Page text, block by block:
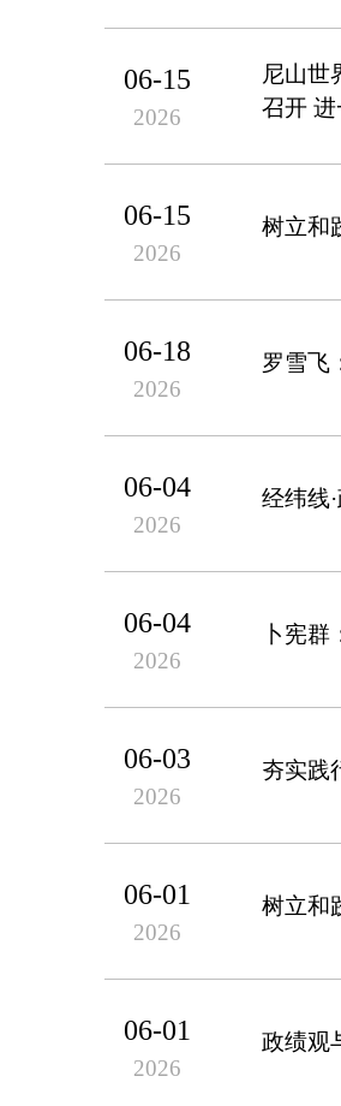
06-15
2026
尼山世
召开
06-15
2026
树立和
06-18
2026
罗雪飞
06-04
2026
经纬线
06-04
2026
卜宪
06-03
2026
夯实践
06-01
2026
树立和
06-01
2026
政绩观